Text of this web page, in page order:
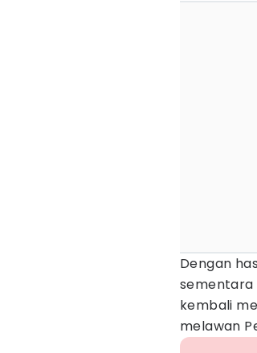
Dengan
sementara
kembali
melawan